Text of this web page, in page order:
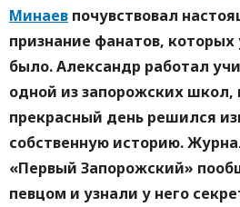
Минаев почувствовал
признание фанатов, которых
было. Александр работал
одной из запорожских школ,
прекрасный день решился
собственную историю.
«Первый Запорожский»
певцом и узнали у него